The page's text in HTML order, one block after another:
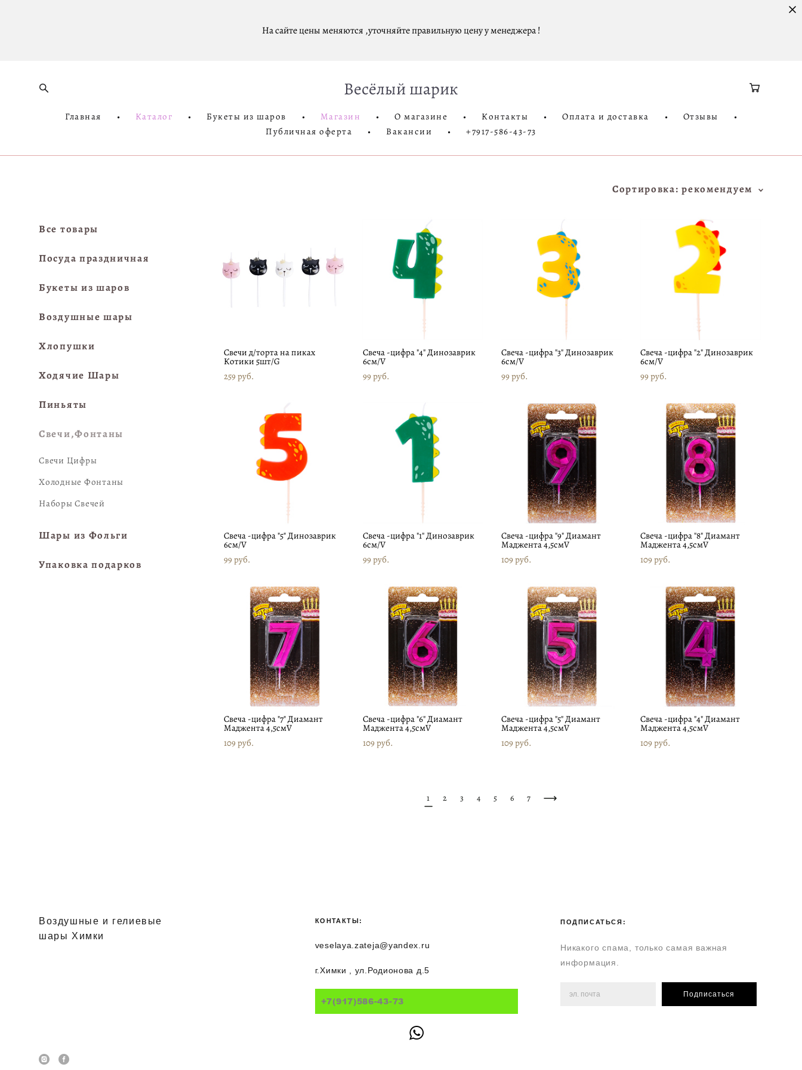
На сайте цены меняются ,уточняйте правильную цену у менеджера !
Весёлый шарик
Главная • Каталог • Букеты из шаров • Магазин • О магазине • Контакты • Оплата и доставка • Отзывы
•
Публичная оферта
• Вакансии • +7917-586-43-73
Все товары
Посуда праздничная
Букеты из шаров
Воздушные шары
Хлопушки
Ходячие Шары
Пиньяты
Свечи,Фонтаны
Свечи Цифры
Холодные Фонтаны
Наборы Свечей
Шары из Фольги
Упаковка подарков
Сортировка: рекомендуем
Свечи д/торта на пиках
Котики 5шт/G
259 pуб.
Свеча -цифра "4" Динозаврик
6см/V
99 pуб.
Свеча -цифра "3" Динозаврик
6см/V
99 pуб.
Свеча -цифра "2" Динозаврик
6см/V
99 pуб.
Свеча -цифра "5" Динозаврик
6см/V
99 pуб.
Свеча -цифра "1" Динозаврик
6см/V
99 pуб.
Свеча -цифра "9" Диамант
Маджента 4,5смV
109 pуб.
Свеча -цифра "8" Диамант
Маджента 4,5смV
109 pуб.
Свеча -цифра "7" Диамант
Маджента 4,5смV
109 pуб.
Свеча -цифра "6" Диамант
Маджента 4,5смV
109 pуб.
Свеча -цифра "5" Диамант
Маджента 4,5смV
109 pуб.
Свеча -цифра "4" Диамант
Маджента 4,5смV
109 pуб.
1 2 3 4 5 6 7
Воздушные и гелиевые
шары Химки
КОНТАКТЫ:
veselaya.zateja@yandex.ru
г.Химки , ул.Родионова д.5
+7(917)586-43-73
ПОДПИСАТЬСЯ:
Никакого спама, только самая важная
информация.
Подписаться